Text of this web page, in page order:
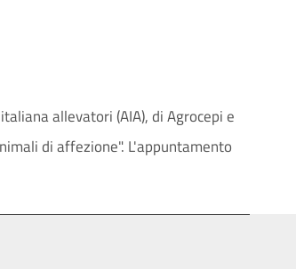
allevatori (AIA), di Agrocepi e
di affezione". L'appuntamento